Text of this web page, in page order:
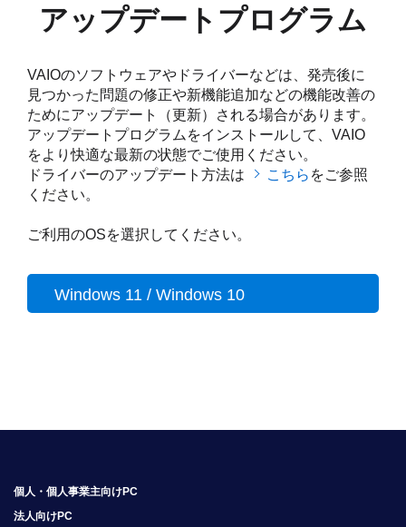
アップデートプログラム
VAIOのソフトウェアやドライバーなどは、発売後に
見つかった問題の修正や新機能追加などの機能改善の
ためにアップデート（更新）される場合があります。
アップデートプログラムをインストールして、VAIO
をより快適な最新の状態でご使用ください。
ドライバーのアップデート方法は
こちら をご参照
ください。
ご利用のOSを選択してください。
Windows 11 / Windows 10
個人・個人事業主向けPC
法人向けPC